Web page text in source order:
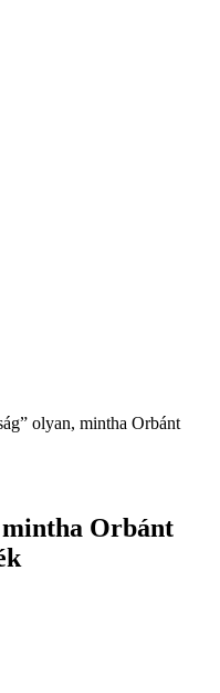
olyan, mintha Orbánt
mintha Orbánt